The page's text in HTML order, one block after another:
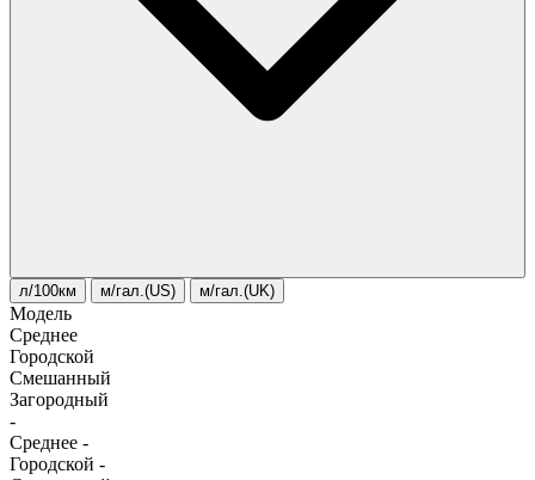
л/100км м/гал.(US) м/гал.(UK)
Модель
Среднее
Городской
Смешанный
Загородный
-
Среднее -
Городской -